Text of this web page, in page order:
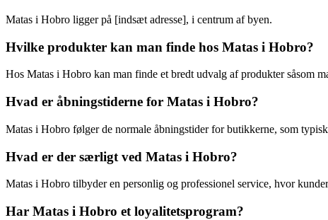
Matas i Hobro ligger på [indsæt adresse], i centrum af byen.
Hvilke produkter kan man finde hos Matas i Hobro?
Hos Matas i Hobro kan man finde et bredt udvalg af produkter såsom
Hvad er åbningstiderne for Matas i Hobro?
Matas i Hobro følger de normale åbningstider for butikkerne, som
Hvad er der særligt ved Matas i Hobro?
Matas i Hobro tilbyder en personlig og professionel service, hvor
Har Matas i Hobro et loyalitetsprogram?